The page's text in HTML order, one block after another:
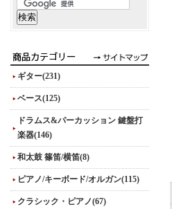
ギター(231)
ベース(125)
ドラムス&パーカッション 鍵盤打
楽器(146)
和太鼓 篠笛/横笛(8)
ピアノ/キーボード/オルガン(115)
クラシック・ピアノ(67)